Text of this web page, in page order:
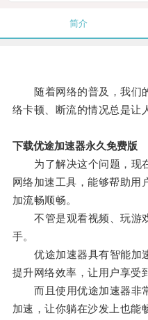
简介
随着网络的普及，我们
络卡顿、断流的情况总是让
下载优途加速器永久免费版
为了解决这个问题，现
网络加速工具，能够帮助用
加流畅顺畅。
不管是观看视频、玩游
手。
优途加速器具有智能加
提升网络效率，让用户享受
而且使用优途加速器非
加速，让你躺在沙发上也能